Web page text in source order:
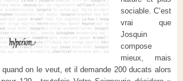
sociable. C’est
vrai que
Josquin
compose
mieux, mais
on le veut, et il demande 200 ducats alors